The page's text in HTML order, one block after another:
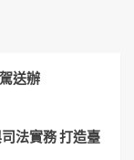
送辦
法實務 打造臺